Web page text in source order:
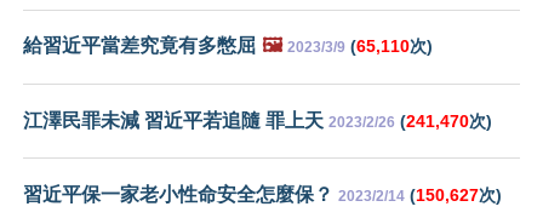
給習近平當差究竟有多憋屈 🖼️ 2023/3/9 (65,110次)
江澤民罪未減 習近平若追隨 罪上天 2023/2/26 (241,470次)
習近平保一家老小性命安全怎麼保？ 2023/2/14 (150,627次)